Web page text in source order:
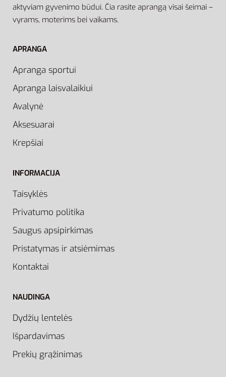
aktyviam gyvenimo būdui. Čia rasite aprangą visai šeimai –
vyrams, moterims bei vaikams.
APRANGA
Apranga sportui
Apranga laisvalaikiui
Avalynė
Aksesuarai
Krepšiai
INFORMACIJA
Taisyklės
Privatumo politika
Saugus apsipirkimas
Pristatymas ir atsiėmimas
Kontaktai
NAUDINGA
Dydžių lentelės
Išpardavimas
Prekių grąžinimas